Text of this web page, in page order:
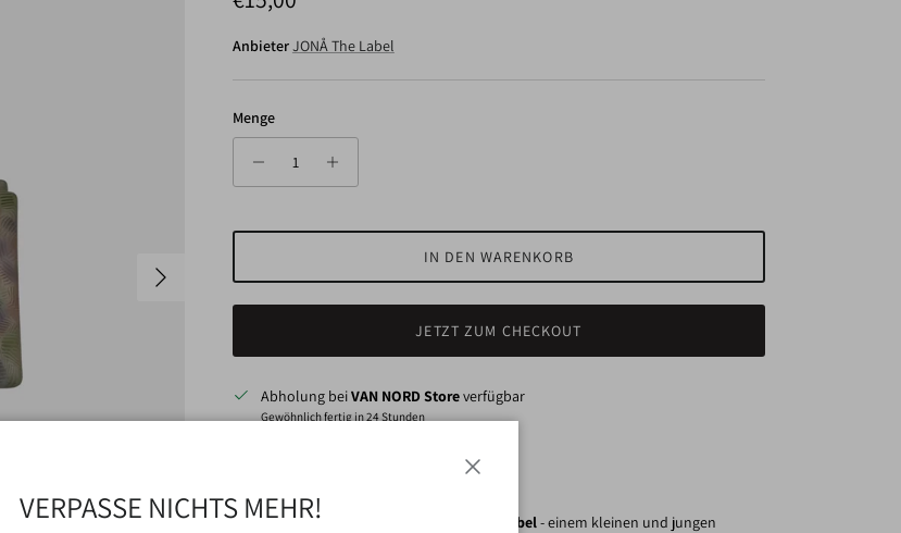
Nächste
AnbieterJONÅ The Label
Menge
IN DEN WARENKORB
JETZT ZUM CHECKOUT
Abholung beiVAN NORD Storeverfügbar
Gewöhnlich fertig in 24 Stunden
Eine schöne Haarklammer von JONÅ The Label- einem kleinen und jungen
VERPASSE NICHTS MEHR!